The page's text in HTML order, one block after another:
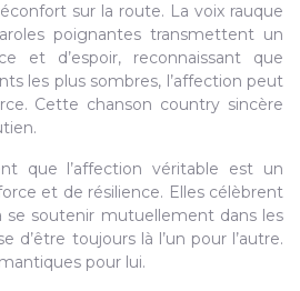
sur la route. La voix rauque
poignantes transmettent un
et d’espoir, reconnaissant que
les plus sombres, l’affection peut
Cette chanson country sincère
que l’affection véritable est un
et de résilience. Elles célèbrent
se soutenir mutuellement dans les
d’être toujours là l’un pour l’autre.
pour lui.